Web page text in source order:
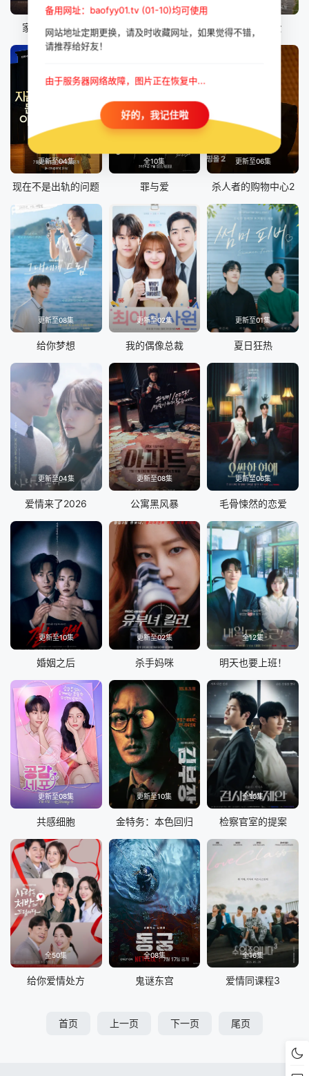
家庭关系证明书 初智齿 我的荒糖恋爱
更新至04集
现在不是出轨的问题
全10集
罪与爱
更新至06集
杀人者的购物中心2
更新至08集
给你梦想
更新至02集
我的偶像总裁
更新至01集
夏日狂热
更新至04集
爱情来了2026
更新至08集
公寓黑风暴
更新至06集
毛骨悚然的恋爱
更新至10集
婚姻之后
更新至02集
杀手妈咪
全12集
明天也要上班！
更新至08集
共感细胞
更新至10集
金特务：本色回归
全10集
检察官室的提案
全50集
给你爱情处方
全08集
鬼谜东宫
全16集
爱情同课程3
首页 上一页 下一页 尾页
备用网址：baofyy01.tv (01-10)均可使用
网站地址定期更换，请及时收藏网址，如果觉得不错，
请推荐给好友！
由于服务器网络故障，图片正在恢复中...
好的，我记住啦